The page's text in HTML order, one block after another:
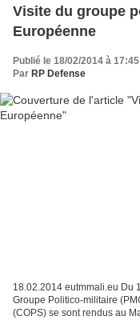
Visite du groupe
Européenne
Publié le 18/02/2014 à 17:45
Par RP Defense
18.02.2014 eutmmali.eu Du
Groupe Politico-militaire
(COPS) se sont rendus au